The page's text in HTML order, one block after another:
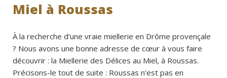
Miel à Roussas
À la recherche d’une vraie miellerie en Drôme provençale
? Nous avons une bonne adresse de cœur à vous faire
découvrir : la Miellerie des Délices au Miel, à Roussas.
Précisons-le tout de suite : Roussas n’est pas en